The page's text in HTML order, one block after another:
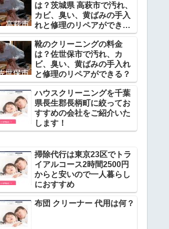
は？茨城県 高萩市で汚れ、
カビ、臭い、黄ばみの手入
れと修理のリペアができ
る？
靴のクリーニングの料金
は？佐世保市で汚れ、カ
ビ、臭い、黄ばみの手入れ
と修理のリペアができる？
ハウスクリーニングを千葉
県長生郡長柄町に絞ってお
すすめの会社をご紹介いた
します！
掃除代行は東京23区でトラ
イアルコース2時間2500円
からと安いので一人暮らし
におすすめ
布団 クリーナー 代用は何？